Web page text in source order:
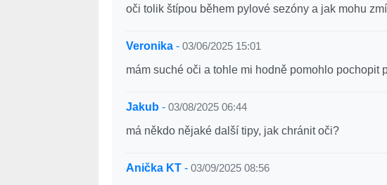
oči tolik štípou během pylové sezóny a jak mohu
Veronika- 03/06/2025 15:01
mám suché oči a tohle mi hodně pomohlo pochopit
Jakub- 03/08/2025 06:44
má někdo nějaké další tipy, jak chránit oči?
Anička KT- 03/09/2025 08:56